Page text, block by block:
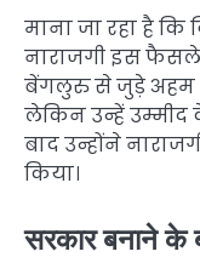
माना जा रहा है
नाराजगी इस
बेंगलुरु से जुड़े अहम
लेकिन उन्हें उम्मीद
बाद उन्होंने
किया।
सरकार बनाने के